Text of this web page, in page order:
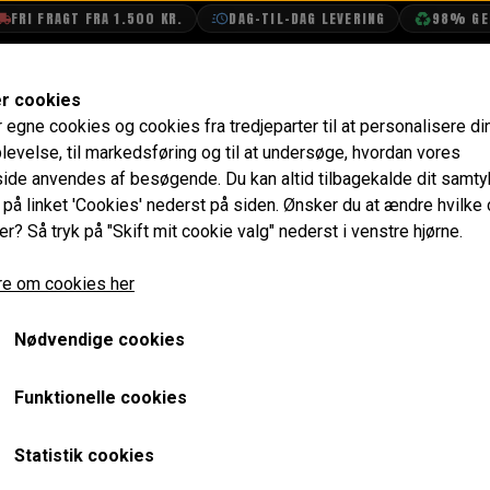
FRAGT FRA 1.500 KR. DAG-TIL-DAG LEVERING 98%
Hjul Cylinder, Bag 9/16" (14,3mm) Uoriginal
Hjul Cylinder, Bag 9/16"
Varenummer: GWC1131
Pakning medfølger IKKE.
Det er almindeligt at huller til udluftningsskruer samt
nyt sted for at kunne montere hjul cylindrene. I gamle
cylinder, men i dag er ankerpladerne universal og man
cookies
egne cookies og cookies fra tredjeparter til at personalisere
til markedsføring og til at undersøge, hvordan vores
anvendes af besøgende. Du kan altid tilbagekalde dit
linket 'Cookies' nederst på siden. Ønsker du at ændre hvilke
Så tryk på "Skift mit cookie valg" nederst i venstre hjørne.
om cookies her
Nødvendige cookies
Funktionelle cookies
Statistik cookies